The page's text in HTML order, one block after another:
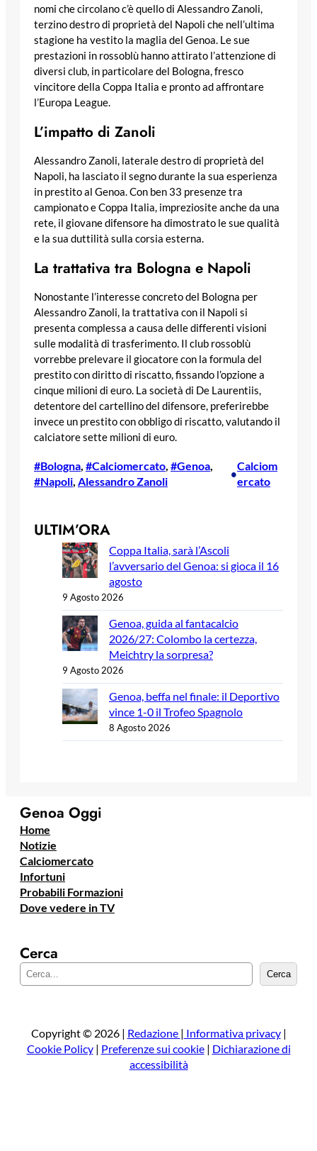
nomi che circolano c’è quello di Alessandro Zanoli,
terzino destro di proprietà del Napoli che nell’ultima
stagione ha vestito la maglia del Genoa. Le sue
prestazioni in rossoblù hanno attirato l’attenzione di
diversi club, in particolare del Bologna, fresco
vincitore della Coppa Italia e pronto ad affrontare
l’Europa League.
L’impatto di Zanoli
Alessandro Zanoli, laterale destro di proprietà del
Napoli, ha lasciato il segno durante la sua esperienza
in prestito al Genoa. Con ben 33 presenze tra
campionato e Coppa Italia, impreziosite anche da una
rete, il giovane difensore ha dimostrato le sue qualità
e la sua duttilità sulla corsia esterna.
La trattativa tra Bologna e Napoli
Nonostante l’interesse concreto del Bologna per
Alessandro Zanoli, la trattativa con il Napoli si
presenta complessa a causa delle differenti visioni
sulle modalità di trasferimento. Il club rossoblù
vorrebbe prelevare il giocatore con la formula del
prestito con diritto di riscatto, fissando l’opzione a
cinque milioni di euro. La società di De Laurentiis,
detentore del cartellino del difensore, preferirebbe
invece un prestito con obbligo di riscatto, valutando il
calciatore sette milioni di euro.
#Bologna, #Calciomercato, #Genoa
#Napoli, Alessandro Zanoli
•
Calciom
ercato
ULTIM’ORA
Coppa Italia, sarà l’Ascoli
l’avversario del Genoa: si gioca il 16
agosto
9 Agosto 2026
Genoa, guida al fantacalcio
2026/27: Colombo la certezza,
Meichtry la sorpresa?
9 Agosto 2026
Genoa, beffa nel finale: il Deportivo
vince 1-0 il Trofeo Spagnolo
8 Agosto 2026
Genoa Oggi
Home
Notizie
Calciomercato
Infortuni
Probabili Formazioni
Dove vedere in TV
Cerca
e
a
Cerca
Copyright © 2026 | Redazione | Informativa privacy|
Cookie Policy| Preferenze sui cookie| Dichiarazione di
accessibilità